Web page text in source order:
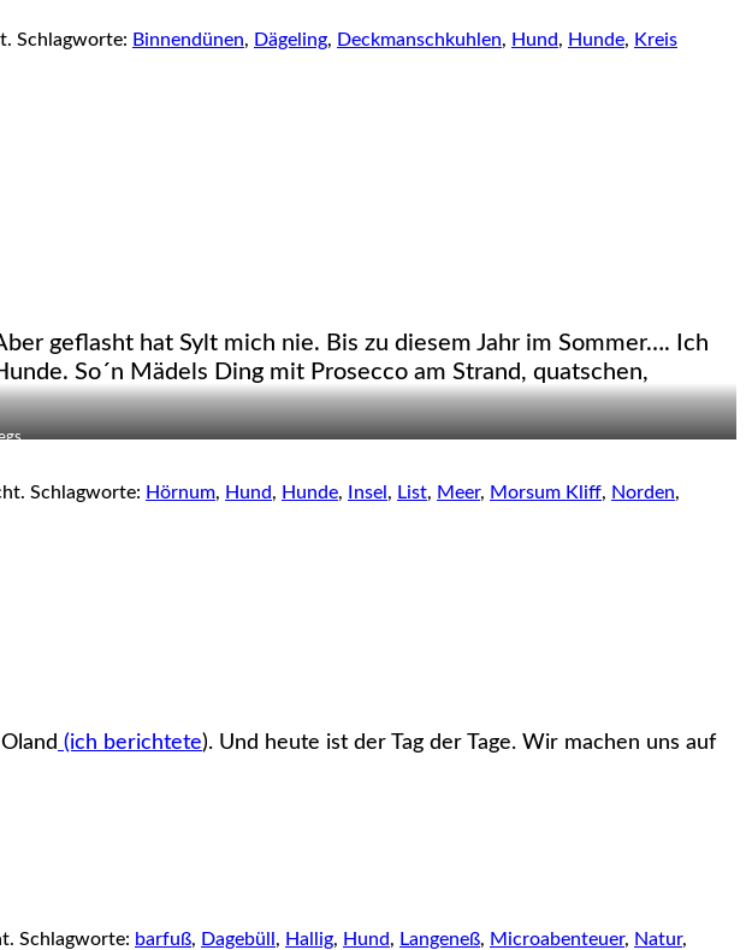
Schlagworte: Binnendünen, Dägeling, Deckmanschkuhlen, Hund, Hunde, Kreis
geflasht hat Sylt mich nie. Bis zu diesem Jahr im Sommer…. Ich
So´n Mädels Ding mit Prosecco am Strand, quatschen,
Schlagworte: Hörnum, Hund, Hunde, Insel , List, Meer, Morsum Kliff, Norden,
(ich berichtete). Und heute ist der Tag der Tage. Wir machen uns auf
Schlagworte: barfuß, Dagebüll , Hallig, Hund, Langeneß, Microabenteuer, Natur,